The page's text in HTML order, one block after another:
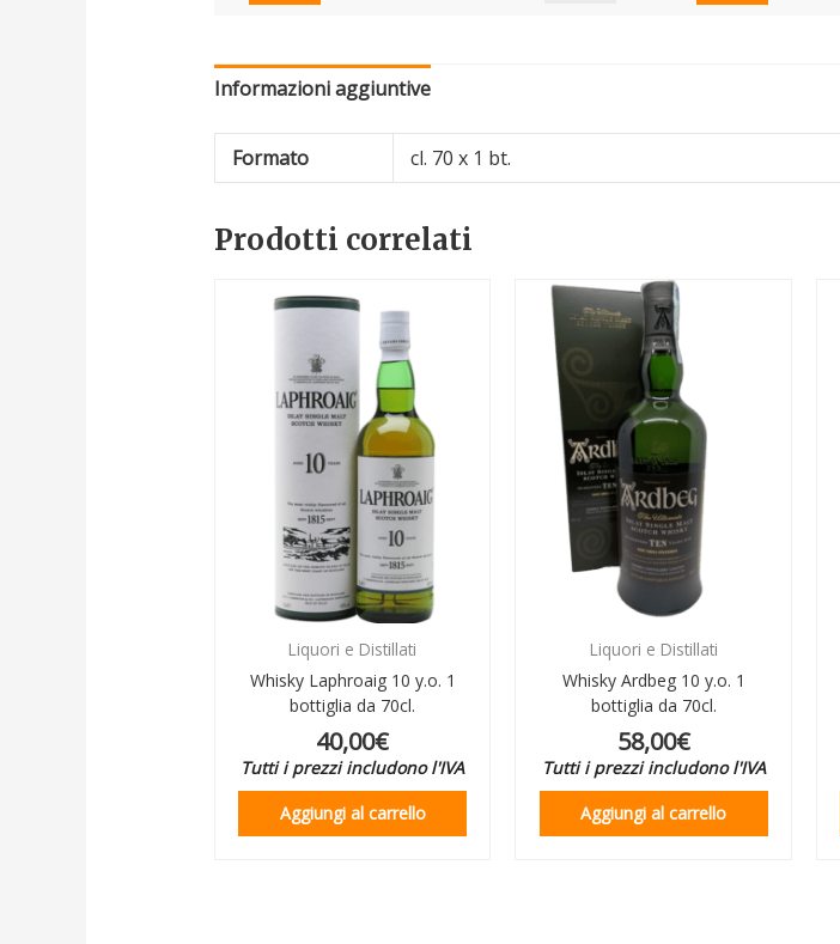
Informazioni aggiuntive
Formato cl. 70 x 1 bt.
Prodotti correlati
Liquori e Distillati
Whisky Laphroaig 10 y.o. 1
bottiglia da 70cl.
40,00€
Tutti i prezzi includono l'IVA
Aggiungi al carrello
Liquori e Distillati
Whisky Ardbeg 10 y.o. 1
bottiglia da 70cl.
58,00€
Tutti i prezzi includono l'IVA
Aggiungi al carrello